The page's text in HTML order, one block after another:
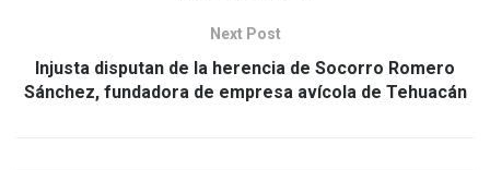
Next Post
Injusta disputan de la herencia de Socorro Romero
Sánchez, fundadora de empresa avícola de Tehuacán